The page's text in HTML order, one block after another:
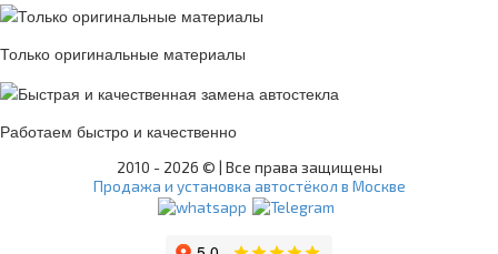
Только оригинальные материалы
Работаем быстро и качественно
2010 - 2026 © | Все права защищены
Продажа и установка автостёкол в Москве